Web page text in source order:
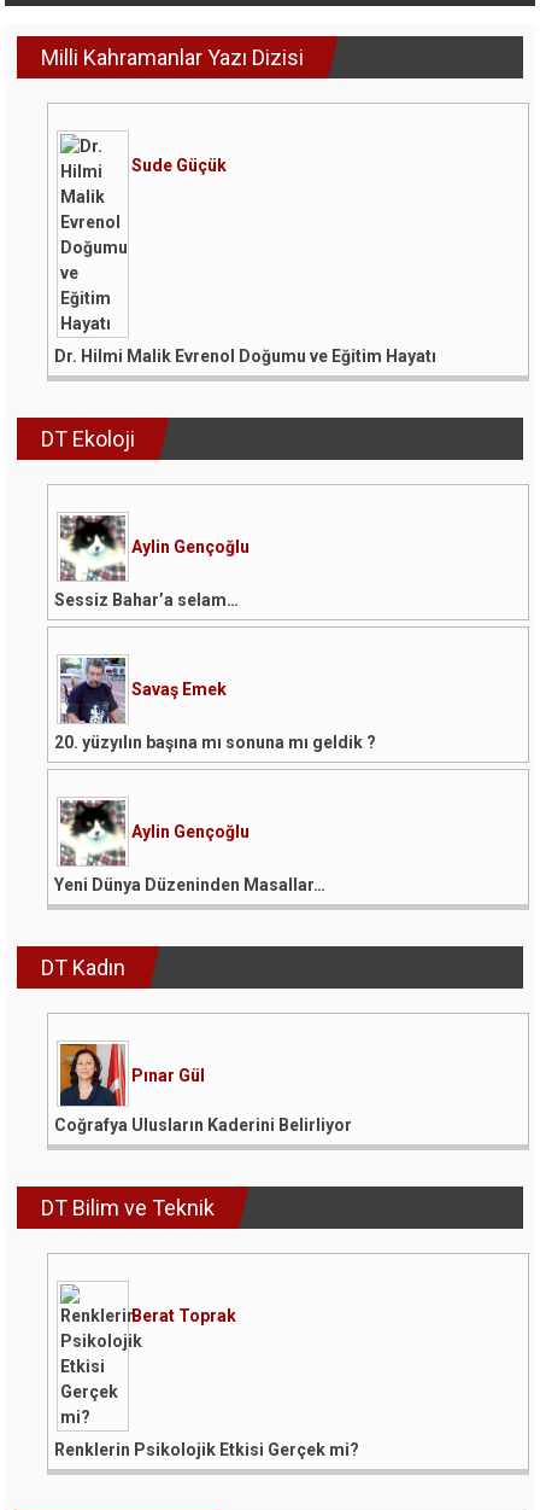
Milli Kahramanlar Yazı Dizisi
Sude Güçük
Dr. Hilmi Malik Evrenol Doğumu ve Eğitim Hayatı
DT Ekoloji
Aylin Gençoğlu
Sessiz Bahar’a selam…
Savaş Emek
20. yüzyılın başına mı sonuna mı geldik ?
Aylin Gençoğlu
Yeni Dünya Düzeninden Masallar…
DT Kadın
Pınar Gül
Coğrafya Ulusların Kaderini Belirliyor
DT Bilim ve Teknik
Berat Toprak
Renklerin Psikolojik Etkisi Gerçek mi?